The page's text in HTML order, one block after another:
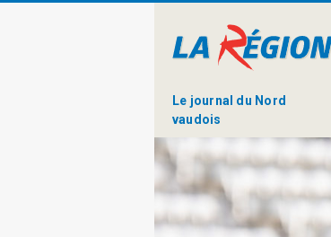
Le journal du Nord
vaudois